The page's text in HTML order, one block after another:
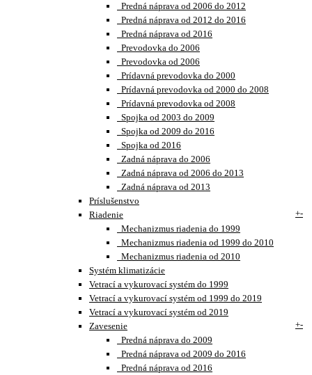
Predná náprava od 2006 do 2012
Predná náprava od 2012 do 2016
Predná náprava od 2016
Prevodovka do 2006
Prevodovka od 2006
Prídavná prevodovka do 2000
Prídavná prevodovka od 2000 do 2008
Prídavná prevodovka od 2008
Spojka od 2003 do 2009
Spojka od 2009 do 2016
Spojka od 2016
Zadná náprava do 2006
Zadná náprava od 2006 do 2013
Zadná náprava od 2013
Príslušenstvo
Riadenie
+-
Mechanizmus riadenia do 1999
Mechanizmus riadenia od 1999 do 2010
Mechanizmus riadenia od 2010
Systém klimatizácie
Vetrací a vykurovací systém do 1999
Vetrací a vykurovací systém od 1999 do 2019
Vetrací a vykurovací systém od 2019
Zavesenie
+-
Predná náprava do 2009
Predná náprava od 2009 do 2016
Predná náprava od 2016